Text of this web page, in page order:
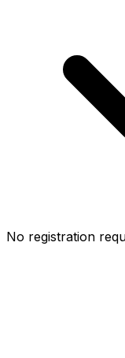
No registration